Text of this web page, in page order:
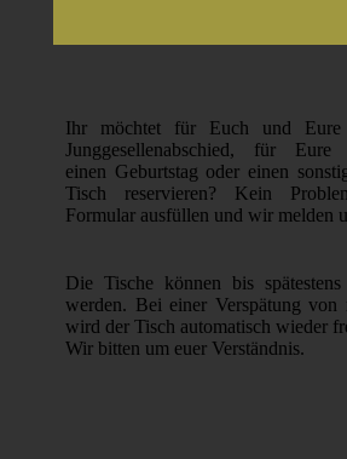
Ihr möchtet für Euch und Eure
Junggesellenabschied, für Eure
einen Geburtstag oder einen
Tisch reservieren? Kein
Formular ausfüllen und wir melden
Die Tische können bis
werden. Bei einer Verspätung von
wird der Tisch automatisch wieder
Wir bitten um euer Verständnis.